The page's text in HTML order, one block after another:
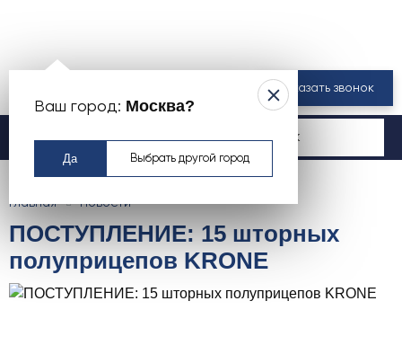
Ваш город: Москва?
Да Выбрать другой город
Заказать звонок
Москва
Главная Новости
ПОСТУПЛЕНИЕ: 15 шторных
полуприцепов KRONE